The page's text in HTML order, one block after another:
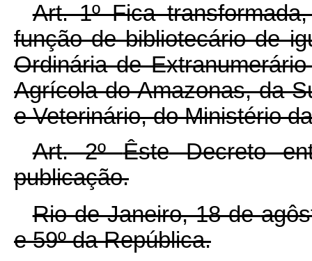
Art. 1º Fica
função de bibliotecário de
Ordinária de
Agrícola do Amazonas, da
e Veterinário, do Ministério
Art. 2ºÊsteDecreto
publicação.
Rio de Janeiro, 18 de
e 59º da República.